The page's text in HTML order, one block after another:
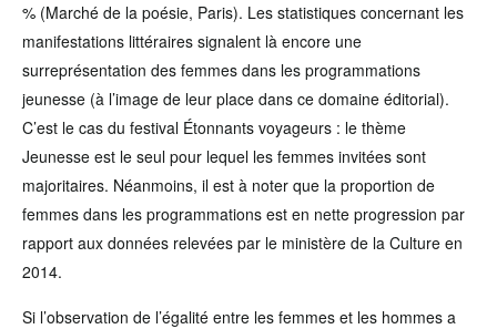
% (Marché de la poésie, Paris). Les statistiques concernant les
manifestations littéraires signalent là encore une
surreprésentation des femmes dans les programmations
jeunesse (à l’image de leur place dans ce domaine éditorial).
C’est le cas du festival Étonnants voyageurs : le thème
Jeunesse est le seul pour lequel les femmes invitées sont
majoritaires. Néanmoins, il est à noter que la proportion de
femmes dans les programmations est en nette progression par
rapport aux données relevées par le ministère de la Culture en
2014.
Si l’observation de l’égalité entre les femmes et les hommes a